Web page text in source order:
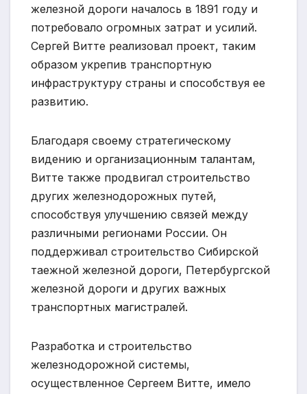
железной дороги началось в 1891 году и
потребовало огромных затрат и усилий.
Сергей Витте реализовал проект, таким
образом укрепив транспортную
инфраструктуру страны и способствуя ее
развитию.
Благодаря своему стратегическому
видению и организационным талантам,
Витте также продвигал строительство
других железнодорожных путей,
способствуя улучшению связей между
различными регионами России. Он
поддерживал строительство Сибирской
таежной железной дороги, Петербургской
железной дороги и других важных
транспортных магистралей.
Разработка и строительство
железнодорожной системы,
осуществленное Сергеем Витте, имело